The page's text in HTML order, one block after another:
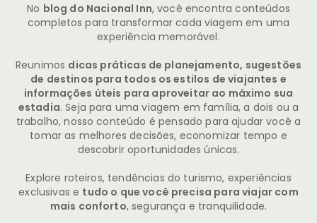
No blog do Nacional Inn, você encontra conteúdos
completos para transformar cada viagem em uma
experiência memorável.
Reunimos dicas práticas de planejamento, sugestões
de destinos para todos os estilos de viajantes e
informações úteis para aproveitar ao máximo sua
estadia. Seja para uma viagem em família, a dois ou a
trabalho, nosso conteúdo é pensado para ajudar você a
tomar as melhores decisões, economizar tempo e
descobrir oportunidades únicas.
Explore roteiros, tendências do turismo, experiências
exclusivas e tudo o que você precisa para viajar com
mais conforto, segurança e tranquilidade.